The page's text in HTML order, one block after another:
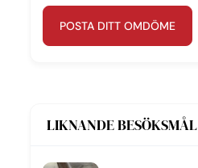
POSTA DITT OMDÖME
LIKNANDE BESÖKSMÅL